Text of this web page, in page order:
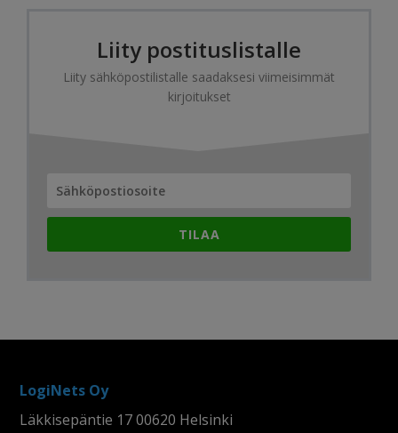
Liity postituslistalle
Liity sähköpostilistalle saadaksesi viimeisimmät
kirjoitukset
TILAA
LogiNets Oy
Läkkisepäntie 17 00620 Helsinki